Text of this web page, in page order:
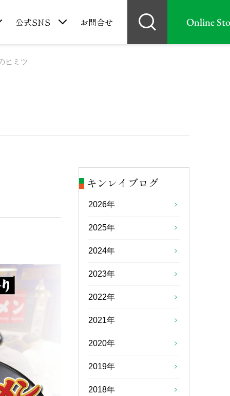
公式SNS お問合せ Online
ヒミツ
キンレイブログ
2026年
2025年
2024年
2023年
2022年
2021年
2020年
2019年
2018年